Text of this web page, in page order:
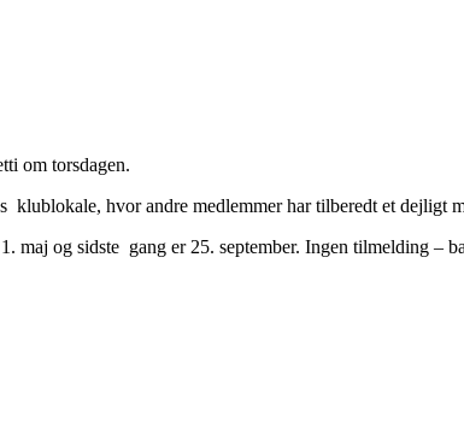
om torsdagen.
hvor andre medlemmer har tilberedt et dejligt
maj og sidste gang er 25. september. Ingen tilmelding –